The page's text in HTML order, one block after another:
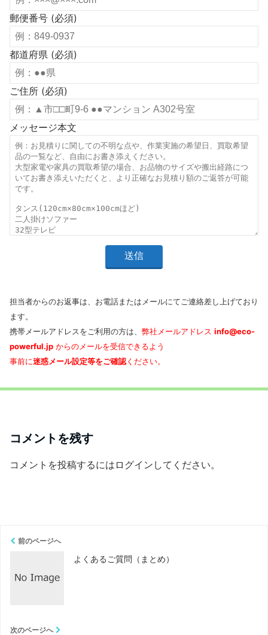
郵便番号 (必須)
都道府県 (必須)
ご住所 (必須)
メッセージ本文
担当者からのお返事は、お電話またはメールにてご連絡差し上げており
ます。
携帯メールアドレスをご利用の方は、 弊社メールアドレス info@eco-
powerful.jp からのメールを受信できるよう
事前に迷惑メール設定等をご確認ください。
コメントを残す
コメントを投稿するには ログイン してください。
前のページへ
よくあるご質問（まとめ）
次のページへ